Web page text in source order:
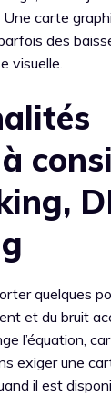
carte
des
visuelle.
quelques
et du bruit
l’équation,
exiger une
il est